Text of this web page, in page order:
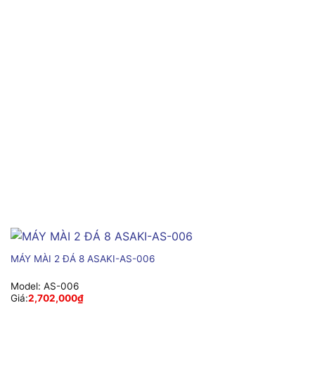
MÁY MÀI 2 ĐÁ 8 ASAKI-AS-006
Model: AS-006
Giá:2,702,000₫